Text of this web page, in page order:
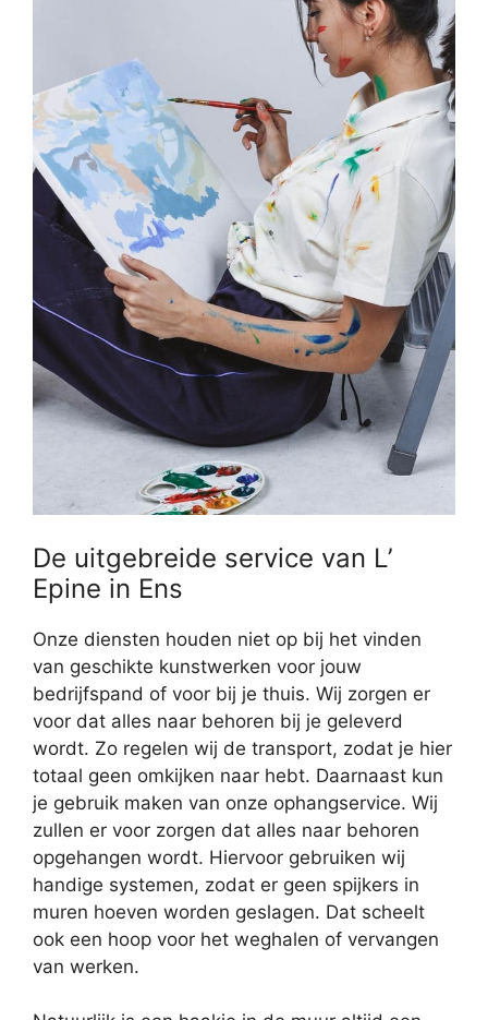
De uitgebreide service van L’
Epine in Ens
Onze diensten houden niet op bij het vinden
van geschikte kunstwerken voor jouw
bedrijfspand of voor bij je thuis. Wij zorgen er
voor dat alles naar behoren bij je geleverd
wordt. Zo regelen wij de transport, zodat je hier
totaal geen omkijken naar hebt. Daarnaast kun
je gebruik maken van onze ophangservice. Wij
zullen er voor zorgen dat alles naar behoren
opgehangen wordt. Hiervoor gebruiken wij
handige systemen, zodat er geen spijkers in
muren hoeven worden geslagen. Dat scheelt
ook een hoop voor het weghalen of vervangen
van werken.